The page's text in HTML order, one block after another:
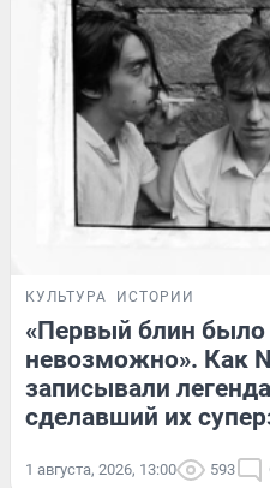
КУЛЬТУРА ИСТОРИИ
«Первый блин было
невозможно». Как
записывали
сделавший их
1 августа, 2026, 13:00 593